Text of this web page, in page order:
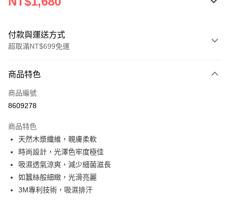
付款與運送方式
超取滿NT$699免運
信用卡一次付款
信用卡分期付款
合作金庫商業銀行
華南商業銀行
上海商業儲蓄銀行
國泰世華商業銀行
臺灣中小企業銀行
匯豐（台灣）商業銀行
聯邦商業銀行
超商取貨付款
LINE Pay
Apple Pay
悠遊付
商品特色
商品編號
8609278
商品特色
天然木漿纖維，親膚柔軟
時尚設計，光澤色牢度極佳
吸濕透氣涼爽，減少細菌滋長
如蠶絲般細緻，光滑亮麗
3M專利技術，吸濕排汗